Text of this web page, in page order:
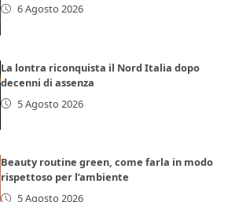
6 Agosto 2026
La lontra riconquista il Nord Italia dopo
decenni di assenza
5 Agosto 2026
Beauty routine green, come farla in modo
rispettoso per l’ambiente
5 Agosto 2026